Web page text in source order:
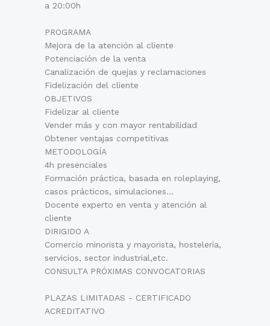
a 20:00h
PROGRAMA
Mejora de la atención al cliente
Potenciación de la venta
Canalización de quejas y reclamaciones
Fidelización del cliente
OBJETIVOS
Fidelizar al cliente
Vender más y con mayor rentabilidad
Obtener ventajas competitivas
METODOLOGÍA
4h presenciales
Formación práctica, basada en roleplaying,
casos prácticos, simulaciones...
Docente experto en venta y atención al
cliente
DIRIGIDO A
Comercio minorista y mayorista, hostelería,
servicios, sector industrial,etc.
CONSULTA PRÓXIMAS CONVOCATORIAS
PLAZAS LIMITADAS - CERTIFICADO
ACREDITATIVO